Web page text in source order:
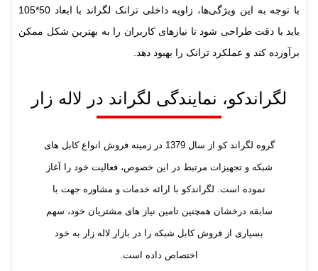
با توجه به این ویژگی‌ها، زاویه داخلی ترانک لگراند با ابعاد 50*105
باید با دقت طراحی شود تا نیازهای کاربران را به بهترین شکل ممکن
برآورده کند و عملکرد ترانک را بهبود دهد.
لگراندکو، نمایندگی لگراند در لاله زار
گروه لگراند کو از سال 1379 در زمینه فروش انواع کابل های
شبکه و تجهیزات مرتبط در این خصوص، فعالیت خود را آغاز
نموده است. لگراندکو با ارائه خدمات و مشاوره جهت با
سابقه درخشان همچنین تامین نیاز های مشتریان خود، سهم
بسیاری از فروش کابل شبکه را در بازار لاله زار به خود
اختصاص داده است.